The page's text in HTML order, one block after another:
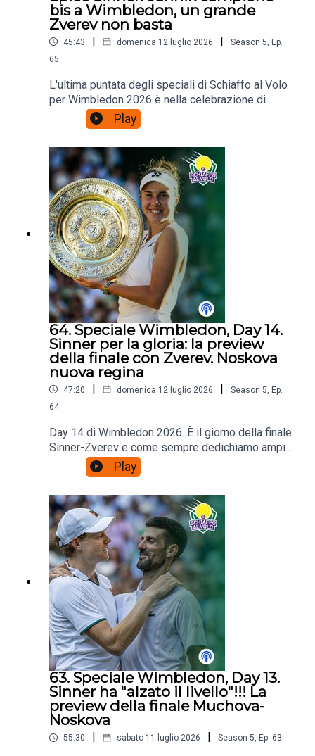
bis a Wimbledon, un grande
Zverev non basta
45:43 | domenica 12 luglio 2026 | Season 5, Ep.
65
L'ultima puntata degli speciali di Schiaffo al Volo
per Wimbledon 2026 è nella celebrazione di
Jannik Sinner, che vince una finale con Zverev
forse più complicata del previsto. Per due set il
tedesco gioca infatti probabilmente ciò che è
stato il suo miglior tennis, ma anche questo non
basta. Sinner fa ancora una volta la storia del
tennis italiano e setta una stagione che con 5
titoli Masters 1000 su 5 e uno Slam è già
eccellenza assoluta.Poi le vostre domande:
schiaffoalvolo@gmail.com
Play
64. Speciale Wimbledon, Day 14.
Sinner per la gloria: la preview
della finale con Zverev. Noskova
nuova regina
47:20 | domenica 12 luglio 2026 | Season 5, Ep.
64
Day 14 di Wimbledon 2026. È il giorno della finale
Sinner-Zverev e come sempre dedichiamo ampio
spazio alla preview della partita, ma ancor prima
di quello ripartiamo dalla pazza finale tra
Muchova e Noskova che ha visto quest'ultima
trionfare dopo essersi vista annullare 5 match
point nel secondo set. Tutto quello che c'è da
sapere sulla finale femminile e su quella
maschile.Poi le vostre domande:
schiaffoalvolo@gmail.com
Play
63. Speciale Wimbledon, Day 13.
Sinner ha "alzato il livello"!!! La
preview della finale Muchova-
Noskova
55:30 | sabato 11 luglio 2026 | Season 5, Ep. 63